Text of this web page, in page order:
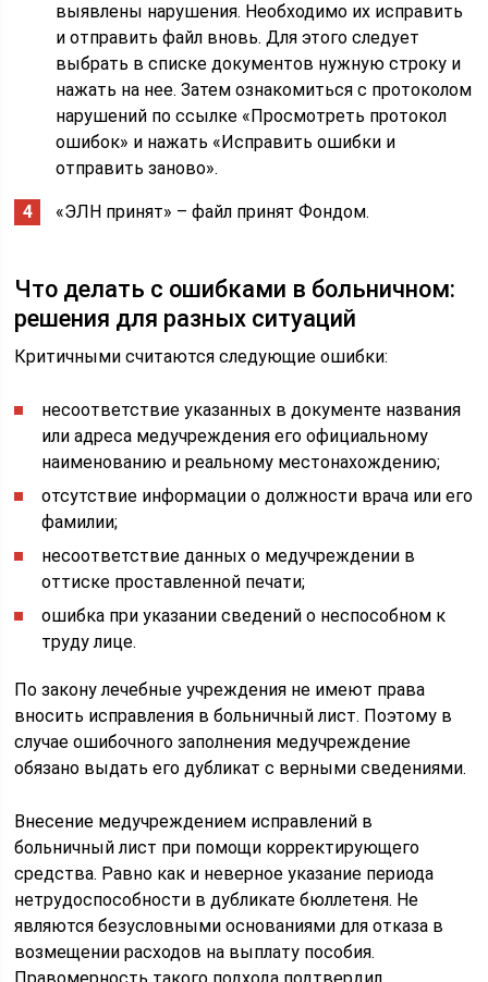
выявлены нарушения. Необходимо их исправить
и отправить файл вновь. Для этого следует
выбрать в списке документов нужную строку и
нажать на нее. Затем ознакомиться с протоколом
нарушений по ссылке «Просмотреть протокол
ошибок» и нажать «Исправить ошибки и
отправить заново».
«ЭЛН принят» – файл принят Фондом.
Что делать с ошибками в больничном:
решения для разных ситуаций
Критичными считаются следующие ошибки:
несоответствие указанных в документе названия
или адреса медучреждения его официальному
наименованию и реальному местонахождению;
отсутствие информации о должности врача или его
фамилии;
несоответствие данных о медучреждении в
оттиске проставленной печати;
ошибка при указании сведений о неспособном к
труду лице.
По закону лечебные учреждения не имеют права
вносить исправления в больничный лист. Поэтому в
случае ошибочного заполнения медучреждение
обязано выдать его дубликат с верными сведениями.
Внесение медучреждением исправлений в
больничный лист при помощи корректирующего
средства. Равно как и неверное указание периода
нетрудоспособности в дубликате бюллетеня. Не
являются безусловными основаниями для отказа в
возмещении расходов на выплату пособия.